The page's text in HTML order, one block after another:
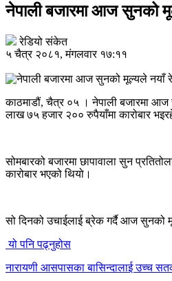
नेपाली बजारमा आज सुनको
रेडियो संकेत
५ चैत्र २०८१, मंगलवार १७:११
काठमाडौं, चैत्र ०५ । नेपाली बजारमा
लाख ७५ हजार २०० रुपैयाँमा कारोबार
सोमबारको बजारमा छापावाला सुन
कारोबार भएको थियो।
सो दिनको उचाईलाई ब्रेक गर्दै आज सुनको
यो पनि पढ्नुहोस
नारायणी आसपासका बासिन्दालाई उच्च